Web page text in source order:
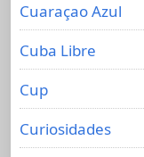
Cuaraçao Azul
Cuba Libre
Cup
Curiosidades